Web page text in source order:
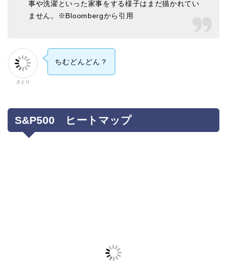
事や洗濯といった家事をする様子はまだ描かれてい
ません。※Bloombergから引用
さとり
ちむどんどん？
S&P500 ヒートマップ